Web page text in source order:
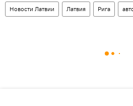
Новости Латвии Латвия Рига